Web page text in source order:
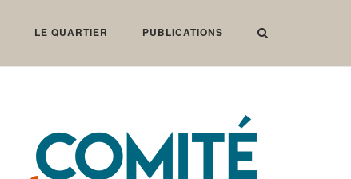
LE QUARTIER PUBLICATIONS